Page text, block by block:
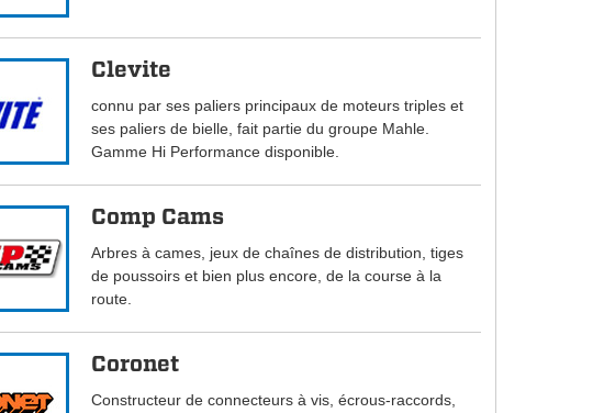
Clevite
connu par ses paliers principaux de moteurs triples et
ses paliers de bielle, fait partie du groupe Mahle.
Gamme Hi Performance disponible.
Comp Cams
Arbres à cames, jeux de chaînes de distribution, tiges
de poussoirs et bien plus encore, de la course à la
route.
Coronet
Constructeur de connecteurs à vis, écrous-raccords,